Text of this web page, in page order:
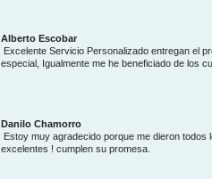
Alberto Escobar
Excelente Servicio Personalizado entregan el
especial, Igualmente me he beneficiado de los
Danilo Chamorro
Estoy muy agradecido porque me dieron
excelentes ! cumplen su promesa.